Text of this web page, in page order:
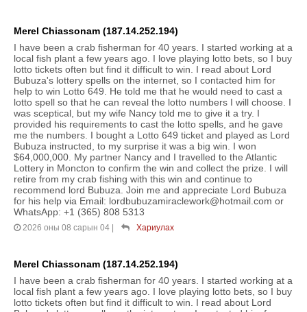
Merel Chiassonam (187.14.252.194)
I have been a crab fisherman for 40 years. I started working at a
local fish plant a few years ago. I love playing lotto bets, so I buy
lotto tickets often but find it difficult to win. I read about Lord
Bubuza's lottery spells on the internet, so I contacted him for
help to win Lotto 649. He told me that he would need to cast a
lotto spell so that he can reveal the lotto numbers I will choose. I
was sceptical, but my wife Nancy told me to give it a try. I
provided his requirements to cast the lotto spells, and he gave
me the numbers. I bought a Lotto 649 ticket and played as Lord
Bubuza instructed, to my surprise it was a big win. I won
$64,000,000. My partner Nancy and I travelled to the Atlantic
Lottery in Moncton to confirm the win and collect the prize. I will
retire from my crab fishing with this win and continue to
recommend lord Bubuza. Join me and appreciate Lord Bubuza
for his help via Email: lordbubuzamiraclework@hotmail.com or
WhatsApp: +1 (365) 808 5313
2026 оны 08 сарын 04 | Хариулах
Merel Chiassonam (187.14.252.194)
I have been a crab fisherman for 40 years. I started working at a
local fish plant a few years ago. I love playing lotto bets, so I buy
lotto tickets often but find it difficult to win. I read about Lord